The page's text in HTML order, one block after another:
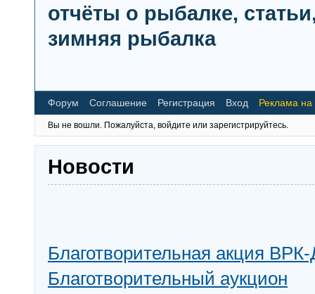
отчёты о рыбалке,
зимняя рыбалка
Форум Соглашение Регистрация Вход Реклама
Вы не вошли. Пожалуйста, войдите или зарегистрируйтесь.
Новости
Благотворительная акция
Благотворительный аукцион